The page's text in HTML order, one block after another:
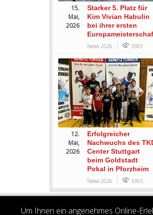
15.
Mai,
2026
Starker 5. Platz für
Kim Vivian Habulin
bei ihrer ersten
News 2026 3383
12.
Mai,
2026
Erfolgreicher
Nachwuchs des
Center Stuttgart
beim Goldstadt
Pokal in Pforzheim
News 2026 3365
Um Ihnen ein angenehmes Online-